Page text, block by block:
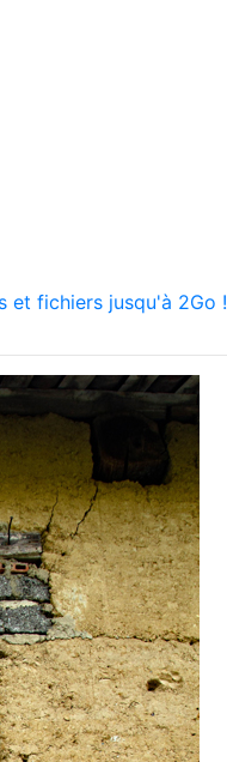
et fichiers jusqu'à 2Go !